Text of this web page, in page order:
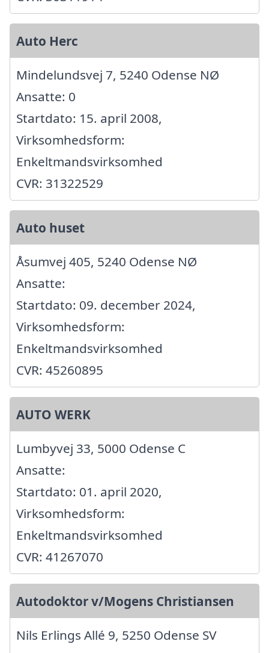
Auto Herc
Mindelundsvej 7, 5240 Odense NØ
Ansatte: 0
Startdato: 15. april 2008,
Virksomhedsform:
Enkeltmandsvirksomhed
CVR: 31322529
Auto huset
Åsumvej 405, 5240 Odense NØ
Ansatte:
Startdato: 09. december 2024,
Virksomhedsform:
Enkeltmandsvirksomhed
CVR: 45260895
AUTO WERK
Lumbyvej 33, 5000 Odense C
Ansatte:
Startdato: 01. april 2020,
Virksomhedsform:
Enkeltmandsvirksomhed
CVR: 41267070
Autodoktor v/Mogens Christiansen
Nils Erlings Allé 9, 5250 Odense SV